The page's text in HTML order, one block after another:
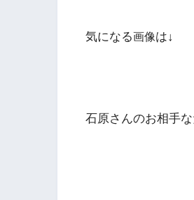
気になる画像は↓
石原さんのお相手な